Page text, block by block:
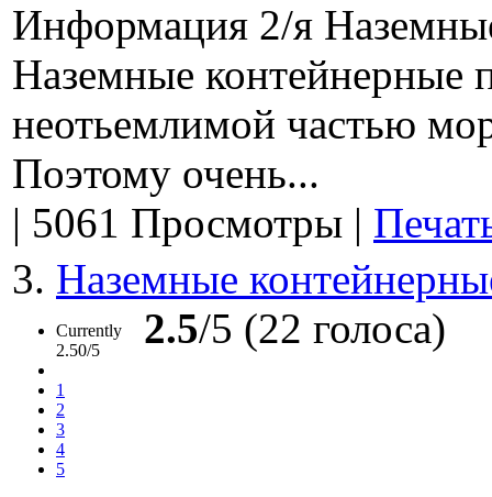
Информация 2/я
Наземные контейнерные
неотьемлимой частью
Поэтому очень...
| 5061 Просмотры |
3. Наземные
Currently
2.50/5
1
2
3
4
5
2.5/5 (22 голоса)